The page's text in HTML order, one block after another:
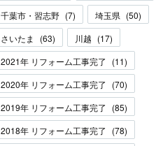
千葉市・習志野 (7) 埼玉県 (50)
さいたま
(63) 川越 (17)
2021年 リフォーム工事完了
(11)
2020年 リフォーム工事完了
(70)
2019年 リフォーム工事完了
(85)
2018年 リフォーム工事完了
(78)